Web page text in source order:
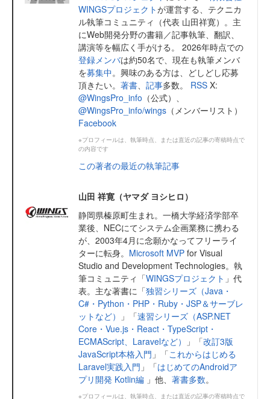
WINGSプロジェクトが運営する、テクニカ
ル執筆コミュニティ（代表 山田祥寛）。主
にWeb開発分野の書籍／記事執筆、翻訳、
講演等を幅広く手がける。 2026年時点での
登録メンバは約50名で、現在も執筆メンバ
を募集中。興味のある方は、どしどし応募
頂きたい。 著書、 記事多数。 RSS X:
@WingsPro_info （公式）、
@WingsPro_info/wings （メンバーリスト）
Facebook
※プロフィールは、執筆時点、または直近の記事の寄稿時点で
の内容です
この著者の最近の執筆記事
山田 祥寛（ヤマダ ヨシヒロ）
静岡県榛原町生まれ。一橋大学経済学部卒
業後、NECにてシステム企画業務に携わる
が、2003年4月に念願かなってフリーライ
ターに転身。 Microsoft MVP for Visual
Studio and Development Technologies。執
筆コミュニティ「WINGSプロジェクト 」代
表。主な著書に「独習シリーズ（Java・
C#・Python・PHP・Ruby・JSP＆サーブレ
ットなど）
」「速習シリーズ（ASP.NET
Core・Vue.js・React・TypeScript・
ECMAScript、Laravelなど）
」「改訂3版
JavaScript本格入門 」「これからはじめる
Laravel実践入門 」「はじめてのAndroidア
プリ開発 Kotlin編 」他、 著書多数。
※プロフィールは、執筆時点、または直近の記事の寄稿時点で